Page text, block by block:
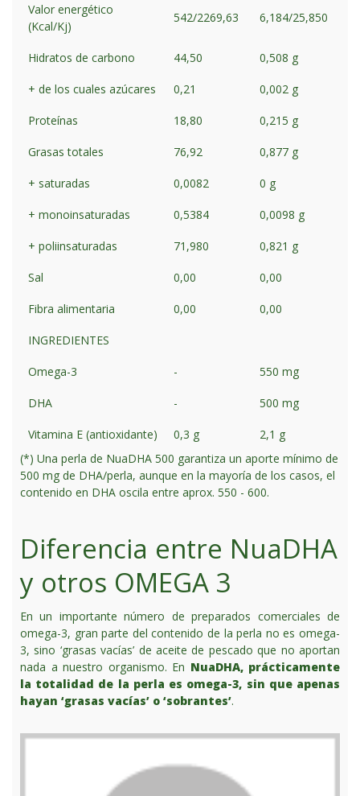
Valor energético
(Kcal/Kj)
542/2269,63 6,184/25,850
Hidratos de carbono 44,50 0,508 g
+ de los cuales azúcares 0,21 0,002 g
Proteínas 18,80 0,215 g
Grasas totales 76,92 0,877 g
+ saturadas 0,0082 0 g
+ monoinsaturadas 0,5384 0,0098 g
+ poliinsaturadas 71,980 0,821 g
Sal 0,00 0,00
Fibra alimentaria 0,00 0,00
INGREDIENTES
Omega-3 - 550 mg
DHA - 500 mg
Vitamina E (antioxidante) 0,3 g
2,1 g
(*) Una perla de NuaDHA 500 garantiza un aporte mínimo de
500 mg de DHA/perla, aunque en la mayoría de los casos, el
contenido en DHA oscila entre aprox. 550 - 600.
Diferencia entre NuaDHA
y otros OMEGA 3
En un importante número de preparados comerciales de
omega-3, gran parte del contenido de la perla no es omega-
3, sino ‘grasas vacías’ de aceite de pescado que no aportan
nada a nuestro organismo. En NuaDHA, prácticamente
la totalidad de la perla es omega-3, sin que apenas
hayan ‘grasas vacías’ o ‘sobrantes’.